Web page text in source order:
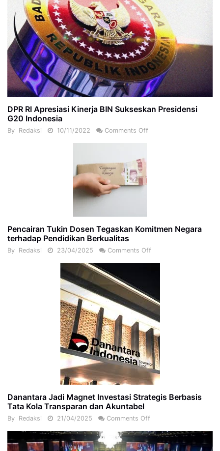
DPR RI Apresiasi Kinerja BIN Sukseskan Presidensi
G20 Indonesia
By Redaksi 10/11/2022 Comments Off
Pencairan Tukin Dosen Tegaskan Komitmen Negara
terhadap Pendidikan Berkualitas
By Redaksi 23/04/2025 Comments Off
Danantara Jadi Magnet Investasi Strategis Berbasis
Tata Kola Transparan dan Akuntabel
By Redaksi 21/04/2025 Comments Off